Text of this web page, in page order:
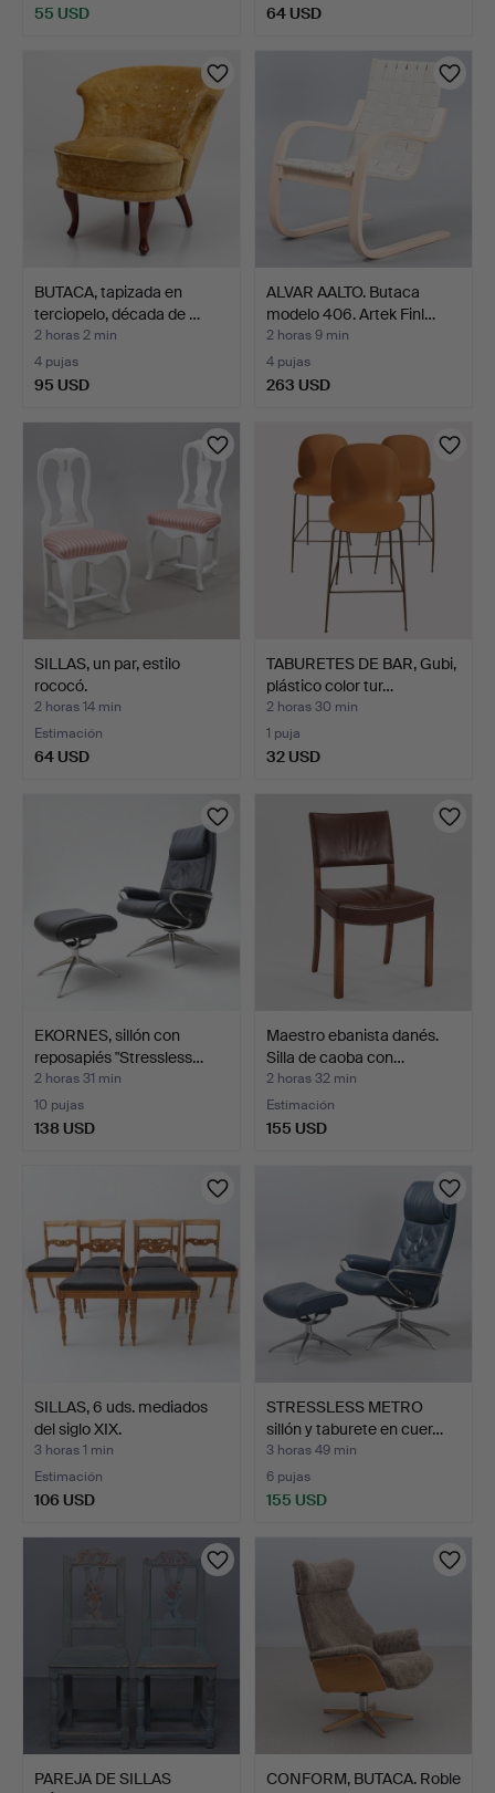
55 USD 64 USD
BUTACA, tapizada en
terciopelo, década de …
2 horas 2 min
4 pujas
95 USD
ALVAR AALTO. Butaca
modelo 406. Artek Finl…
2 horas 9 min
4 pujas
263 USD
SILLAS, un par, estilo
rococó.
2 horas 14 min
Estimación
64 USD
TABURETES DE BAR, Gubi,
plástico color tur…
2 horas 30 min
1 puja
32 USD
EKORNES, sillón con
reposapiés "Stressless…
2 horas 31 min
10 pujas
138 USD
Maestro ebanista danés.
Silla de caoba con…
2 horas 32 min
Estimación
155 USD
SILLAS, 6 uds. mediados
del siglo XIX.
3 horas 1 min
Estimación
106 USD
STRESSLESS METRO
sillón y taburete en cuer…
3 horas 49 min
6 pujas
155 USD
PAREJA DE SILLAS
CONFORM, BUTACA. Roble